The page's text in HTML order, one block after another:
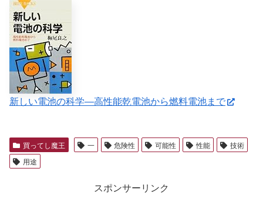
新しい電池の科学―高性能乾電池から燃料電池まで
買ってし魔王 一 危険性 可能性 性能
技術
用途
スポンサーリンク